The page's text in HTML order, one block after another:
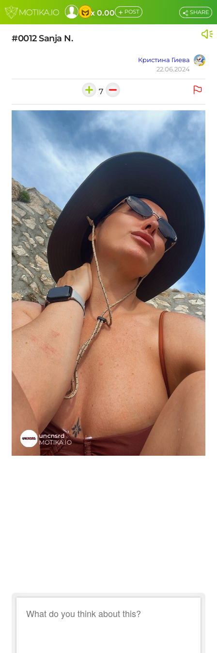
x 0.00 + POST
#0012 Sanja N.
Кристина Гиева
22.06.2024
SHARE
7